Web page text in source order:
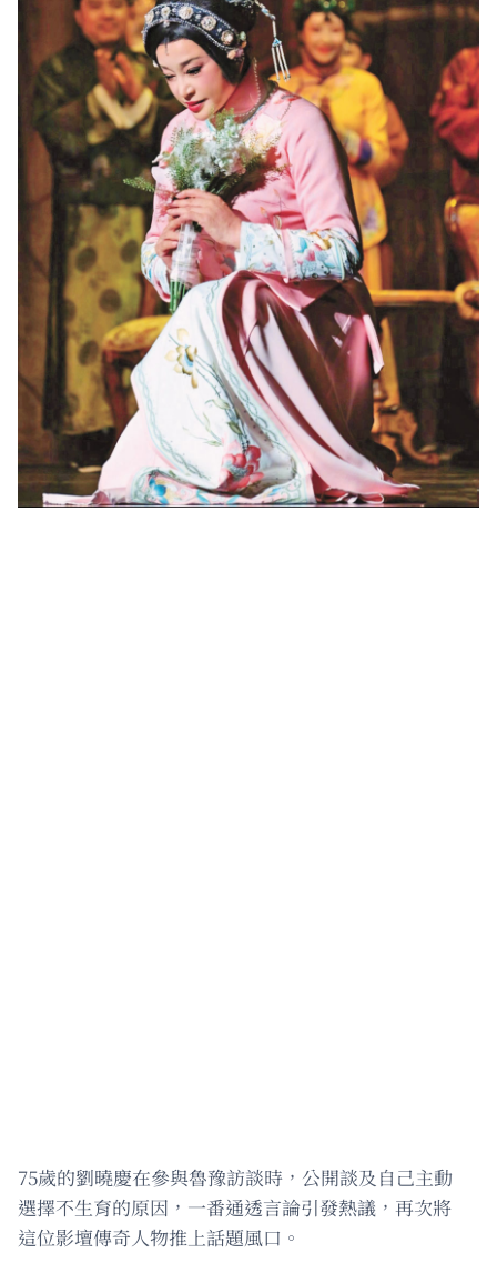
75歲的劉曉慶在參與魯豫訪談時，公開談及自己主動
選擇不生育的原因，一番通透言論引發熱議，再次將
這位影壇傳奇人物推上話題風口。